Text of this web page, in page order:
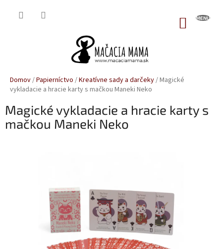
Domov/Papierníctvo /Kreatívne sady a darčeky/Magické
vykladacie a hracie karty s mačkou Maneki Neko
Magické vykladacie a hracie karty s
mačkou Maneki Neko